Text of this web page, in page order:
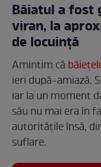
Băiatul a fost
viran, la
de locuinţă
Amintim că
ieri după-amiază.
iar la un moment
său nu mai era în
autoritățile însă,
suflare.